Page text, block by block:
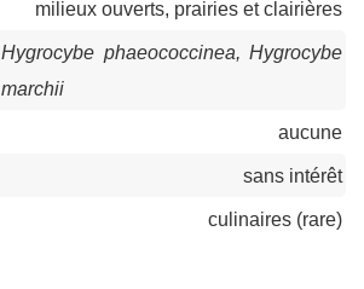
milieux ouverts, prairies et clairières
Hygrocybe phaeococcinea, Hygrocybe
marchii
aucune
sans intérêt
culinaires (rare)